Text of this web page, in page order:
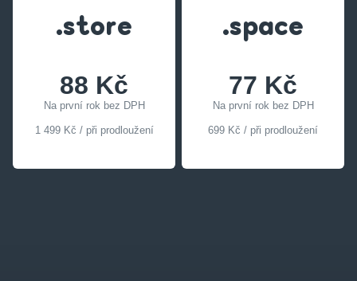
.store
88 Kč
Na první rok bez DPH
1 499 Kč / při prodloužení
.space
77 Kč
Na první rok bez DPH
699 Kč / při prodloužení